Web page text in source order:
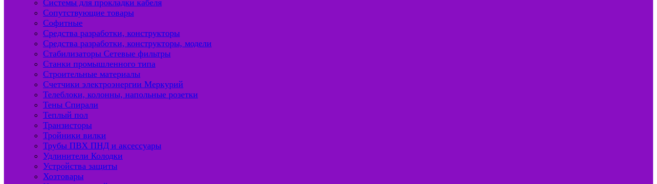
Системы для прокладки кабеля
Сопутствующие товары
Софитные
Средства разработки, конструкторы
Средства разработки, конструкторы, модели
Стабилизаторы Сетевые фильтры
Станки промышленного типа
Строительные материалы
Счетчики электроэнергии Меркурий
Телеблоки, колонны, напольные розетки
Тены Спирали
Теплый пол
Транзисторы
Тройники вилки
Трубы ПВХ ПНД и аксессуары
Удлинители Колодки
Устройства защиты
Хозтовары